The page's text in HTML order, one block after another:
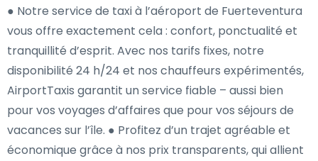
● Notre service de taxi à l’aéroport de Fuerteventura
vous offre exactement cela : confort, ponctualité et
tranquillité d’esprit. Avec nos tarifs fixes, notre
disponibilité 24 h/24 et nos chauffeurs expérimentés,
AirportTaxis garantit un service fiable – aussi bien
pour vos voyages d’affaires que pour vos séjours de
vacances sur l’île. ● Profitez d’un trajet agréable et
économique grâce à nos prix transparents, qui allient